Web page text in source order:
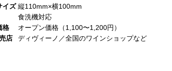
イズ 縦110mm×横100mm
食洗機対応
格
オープン価格（1,100〜1,200円）
店
ディヴィーノ／全国のワインショップなど